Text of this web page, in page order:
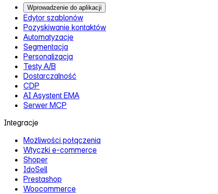
Wprowadzenie do aplikacji
Edytor szablonów
Pozyskiwanie kontaktów
Automatyzacje
Segmentacja
Personalizacja
Testy A/B
Dostarczalność
CDP
AI Asystent EMA
Serwer MCP
Integracje
Możliwości połączenia
Wtyczki e‑commerce
Shoper
IdoSell
Prestashop
Woocommerce